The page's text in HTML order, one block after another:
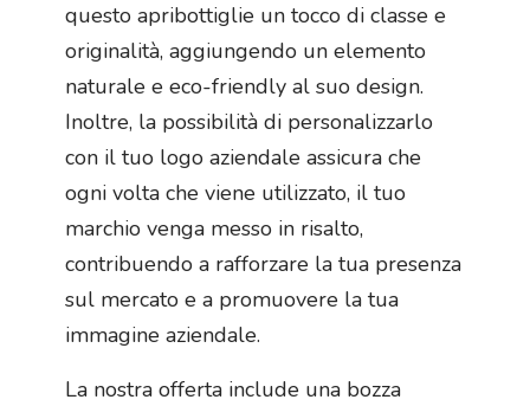
questo apribottiglie un tocco di classe e
originalità, aggiungendo un elemento
naturale e eco-friendly al suo design.
Inoltre, la possibilità di personalizzarlo
con il tuo logo aziendale assicura che
ogni volta che viene utilizzato, il tuo
marchio venga messo in risalto,
contribuendo a rafforzare la tua presenza
sul mercato e a promuovere la tua
immagine aziendale.
La nostra offerta include una bozza